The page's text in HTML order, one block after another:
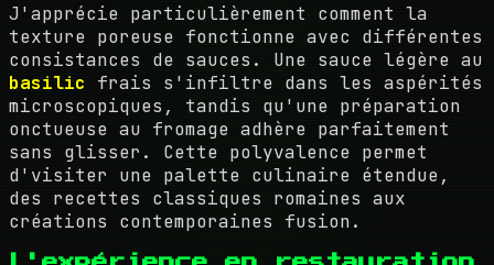
J'apprécie particulièrement comment la
texture poreuse fonctionne avec différentes
consistances de sauces. Une sauce légère au
basilic frais s'infiltre dans les aspérités
microscopiques, tandis qu'une préparation
onctueuse au fromage adhère parfaitement
sans glisser. Cette polyvalence permet
d'visiter une palette culinaire étendue,
des recettes classiques romaines aux
créations contemporaines fusion.